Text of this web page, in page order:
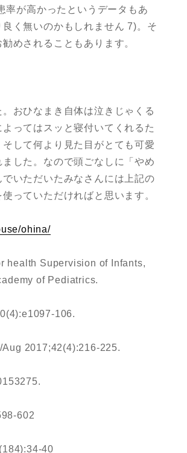
率が高かったというデータもあ
く無いのかもしれません 7)。そ
めされることもあります。
おひなまき自体は泣きじゃくる
ってはスッと寝付いてくれるた
して何より見た目がとても可愛
した。なので頭ごなしに「やめ
いただいたみなさんには上記の
っていただければと思います。
ohina/
health Supervision of Infants,
of Pediatrics.
106.
2017;42(4):216-225.
602
40